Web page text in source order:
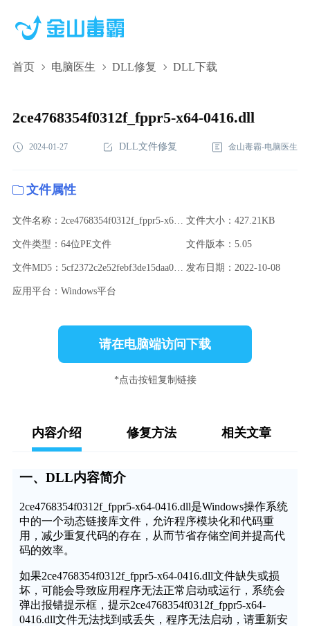
首页 电脑医生 DLL修复 DLL下载
2ce4768354f0312f_fppr5-x64-0416.dll,2ce4768354f0312f_fppr5-x64-
2ce4768354f0312f_fppr5-x64-0416.dll
2024-01-27 DLL文件修复 金山毒霸-电脑医生
文件属性
文件名称：2ce4768354f0312f_fppr5-x64-0416.dll 文件大小：427.21KB
文件类型：64位PE文件 文件版本：5.05
文件MD5：5cf2372c2e52febf3de15daa05379d6c 发布日期：2022-10-08
应用平台：Windows平台
请在电脑端访问下载
*点击按钮复制链接
内容介绍 修复方法 相关文章
一、DLL内容简介
2ce4768354f0312f_fppr5-x64-0416.dll是Windows操作系统
中的一个动态链接库文件，允许程序模块化和代码重
用，减少重复代码的存在，从而节省存储空间并提高代
码的效率。
如果2ce4768354f0312f_fppr5-x64-0416.dll文件缺失或损
坏，可能会导致应用程序无法正常启动或运行，系统会
弹出报错提示框，提示2ce4768354f0312f_fppr5-x64-
0416.dll文件无法找到或丢失，程序无法启动，请重新安